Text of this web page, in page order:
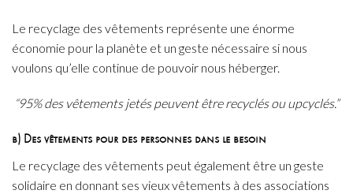
Le recyclage des vêtements représente une énorme
économie pour la planète et un geste nécessaire si nous
voulons qu’elle continue de pouvoir nous héberger.
“95% des vêtements jetés peuvent être recyclés ou upcyclés.”
b) Des vêtements pour des personnes dans le besoin
Le recyclage des vêtements peut également être un geste
solidaire en donnant ses vieux vêtements à des associations